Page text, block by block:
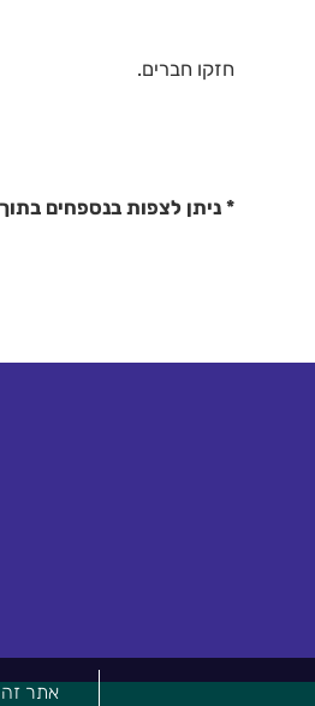
אתר זה
חזקו חברים.
* ניתן לצפות בנספחים